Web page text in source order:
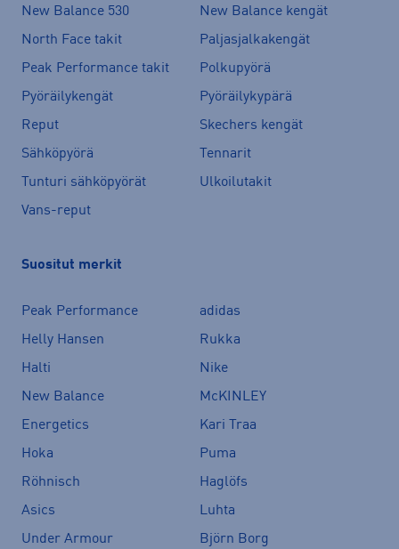
New Balance 530
New Balance kengät
North Face takit
Paljasjalkakengät
Peak Performance takit
Polkupyörä
Pyöräilykengät
Pyöräilykypärä
Reput
Skechers kengät
Sähköpyörä
Tennarit
Tunturi sähköpyörät
Ulkoilutakit
Vans-reput
Suositut merkit
Peak Performance
adidas
Helly Hansen
Rukka
Halti
Nike
New Balance
McKINLEY
Energetics
Kari Traa
Hoka
Puma
Röhnisch
Haglöfs
Asics
Luhta
Under Armour
Björn Borg